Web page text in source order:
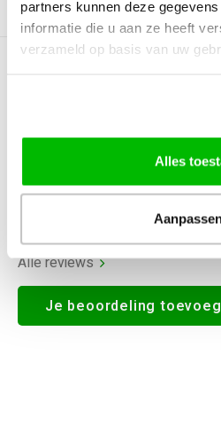
partners kunnen deze
informatie die u aan ze heeft
verzameld op basis van uw
Alles
Productomschrijving
Alle reviews
Je beoordeling